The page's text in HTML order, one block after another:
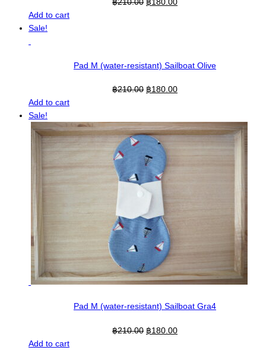
Add to cart
Sale!
Pad M (water-resistant) Sailboat Olive
฿210.00 Original
฿210.00.
฿180.00Current
฿180.00.
Add to cart
Sale!
Pad M (water-resistant) Sailboat Gra4
฿210.00 Original
฿180.00Current
Add to cart